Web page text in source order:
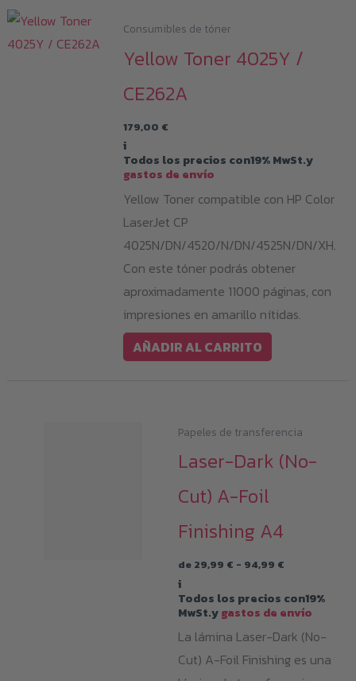
Consumibles de tóner
Yellow Toner 4025Y /
CE262A
179,00 €
i
Todos los precios con19% MwSt.y
gastos de envío
Yellow Toner compatible con HP Color
LaserJet CP
4025N/DN/4520/N/DN/4525N/DN/XH.
Con este tóner podrás obtener
aproximadamente 11000 páginas, con
impresiones en amarillo nítidas.
AÑADIR AL CARRITO
Papeles de transferencia
Laser-Dark (No-
Cut) A-Foil
Finishing A4
de 29,99 € - 94,99 €
desde
29,99 €
94,99 €
i
Todos los precios con19%
MwSt.ygastos de envío
La lámina Laser-Dark (No-
Cut) A-Foil Finishing es una